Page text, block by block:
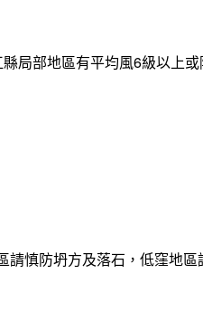
局部地區有平均風6級以上
慎防坍方及落石，低窪地區